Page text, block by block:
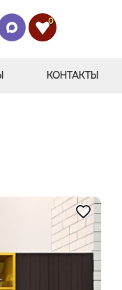
0
КОНТАКТЫ